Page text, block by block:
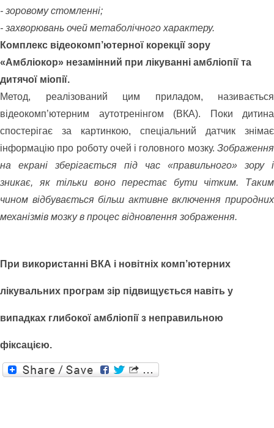
- зоровому стомленні;
- захворювань очей метаболічного характеру.
Комплекс відеокомп’ютерної корекції зору
«Амбліокор» незамінний при лікуванні амбліопії та
дитячої міопії.
​Метод, реалізований цим приладом, називається
відеокомп’ютерним аутотренінгом (ВКА). Поки дитина
спостерігає за картинкою, спеціальний датчик знімає
інформацію про роботу очей і головного мозку. Зображення
на екрані зберігається під час «правильного» зору і
зникає, як тільки воно перестає бути чітким. Таким
чином відбувається більш активне включення природних
механізмів мозку в процес відновлення зображення.
При використанні ВКА і новітніх комп’ютерних
лікувальних програм зір підвищується навіть у
випадках глибокої амбліопії з неправильною
фіксацією.